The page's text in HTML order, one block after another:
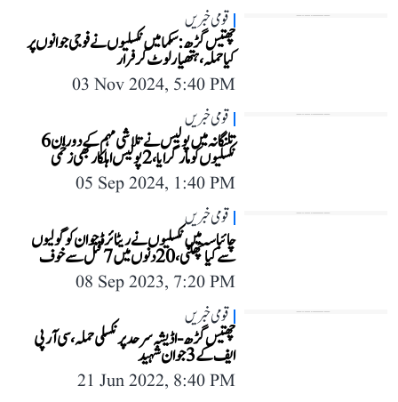
قومی خبریں
چھتیس گڑھ: سکما میں نکسلیوں نے فوجی جوانوں پر
کیا حملہ، ہتھیار لوٹ کر فرار
03 Nov 2024, 5:40 PM
قومی خبریں
تلنگانہ میں پولیس نے تلاشی مہم کے دوران 6
نکسلیوں کو مار گرایا، 2 پولیس اہلکار بھی زخمی
05 Sep 2024, 1:40 PM
قومی خبریں
چائباسہ میں نکسلیوں نے ریٹائرڈ جوان کو گولیوں
سے کیا چھلنی، 20 دنوں میں 7 قتل سے خوف
08 Sep 2023, 7:20 PM
قومی خبریں
چھتیس گڑھ-اڈیشہ سرحد پر نکسلی حملہ، سی آر پی
ایف کے 3 جوان شہید
21 Jun 2022, 8:40 PM